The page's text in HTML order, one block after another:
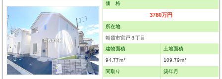
価 格
3780万円
所在地
朝霞市宮戸３丁目
建物面積
94.77ｍ²
土地面積
109.79ｍ²
間取り 築年月